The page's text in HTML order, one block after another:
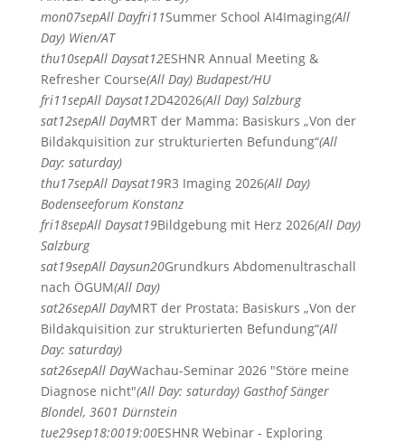
mon07sepAll Dayfri11Summer School AI4Imaging(All
Day) Wien/AT
thu10sepAll Daysat12ESHNR Annual Meeting &
Refresher Course(All Day) Budapest/HU
fri11sepAll Daysat12D42026(All Day) Salzburg
sat12sepAll DayMRT der Mamma: Basiskurs „Von der
Bildakquisition zur strukturierten Befundung“(All
Day: saturday)
thu17sepAll Daysat19R3 Imaging 2026(All Day)
Bodenseeforum Konstanz
fri18sepAll Daysat19Bildgebung mit Herz 2026(All Day)
Salzburg
sat19sepAll Daysun20Grundkurs Abdomenultraschall
nach ÖGUM(All Day)
sat26sepAll DayMRT der Prostata: Basiskurs „Von der
Bildakquisition zur strukturierten Befundung“(All
Day: saturday)
sat26sepAll DayWachau-Seminar 2026 "Störe meine
Diagnose nicht"(All Day: saturday) Gasthof Sänger
Blondel, 3601 Dürnstein
tue29sep18:0019:00ESHNR Webinar - Exploring